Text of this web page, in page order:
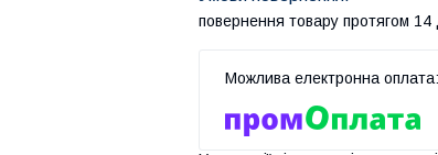
повернення товару протягом 14